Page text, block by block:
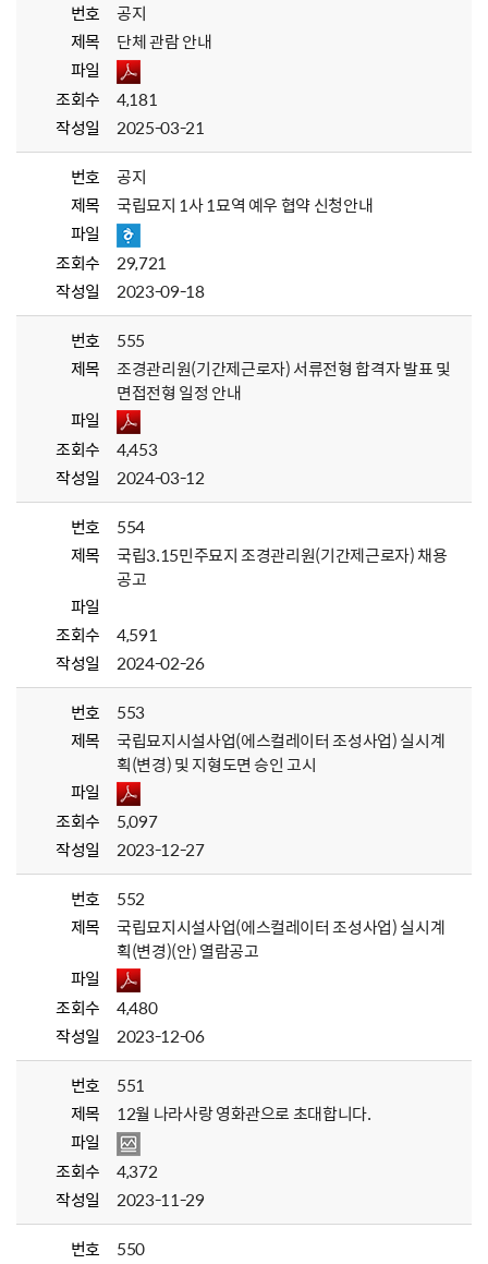
번호
공지
제목
단체 관람 안내
파일
조회수
4,181
작성일
2025-03-21
번호
공지
제목
국립묘지 1사 1묘역 예우 협약 신청안내
파일
조회수
29,721
작성일
2023-09-18
번호
555
제목
조경관리원(기간제근로자) 서류전형 합격자 발표 및
면접전형 일정 안내
파일
조회수
4,453
작성일
2024-03-12
번호
554
제목
국립3.15민주묘지 조경관리원(기간제근로자) 채용
공고
파일
조회수
4,591
작성일
2024-02-26
번호
553
제목
국립묘지시설사업(에스컬레이터 조성사업) 실시계
획(변경) 및 지형도면 승인 고시
파일
조회수
5,097
작성일
2023-12-27
번호
552
제목
국립묘지시설사업(에스컬레이터 조성사업) 실시계
획(변경)(안) 열람공고
파일
조회수
4,480
작성일
2023-12-06
번호
551
제목
12월 나라사랑 영화관으로 초대합니다.
파일
조회수
4,372
작성일
2023-11-29
번호
550